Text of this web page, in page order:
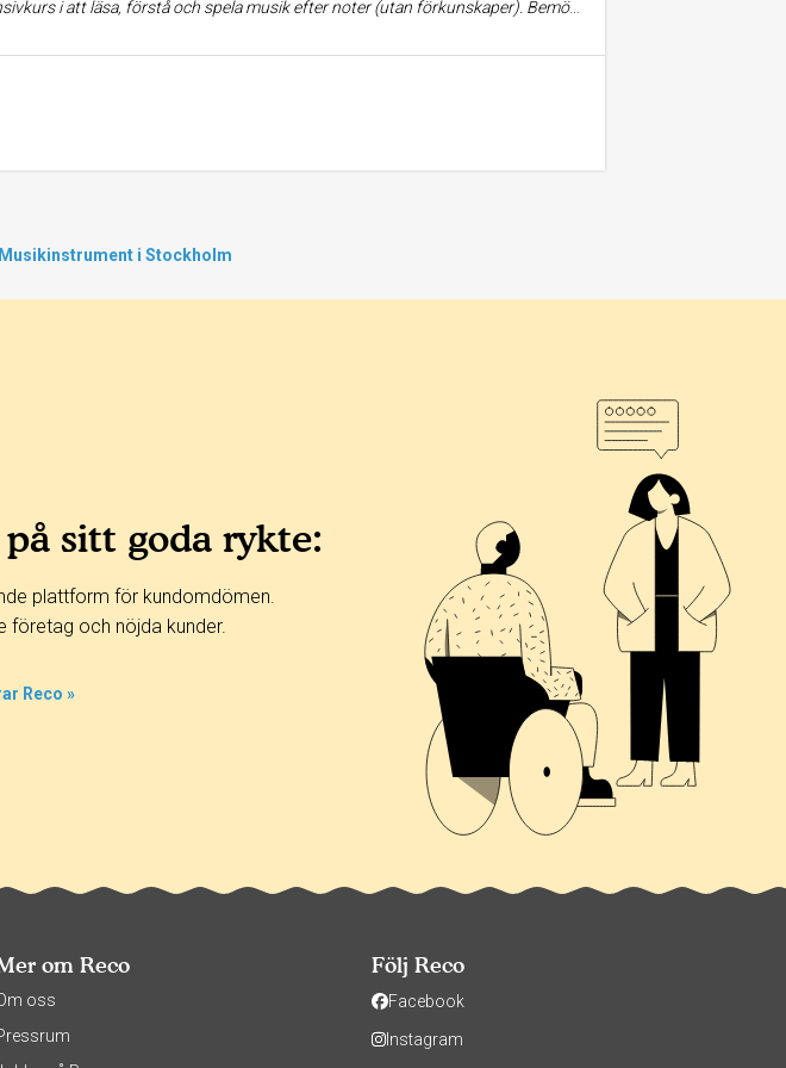
att jag skulle repa intensivt på plats, 30min/dag, och få en bra grundkänsla för var tonerna sitter så att jag fortsättningsvis skulle kunna spela enklare stycken efter noter. Skolan levde absolut upp till förväntningarna. -Det var effektivt, roligt, trevligt och utvecklande. Lämnade med ett leende hela veckan lång och känner mig redo att gå vidare med pianolektioner.
Musikinstrument i Stockholm
sitt goda rykte:
plattform för kundomdömen.
företag och nöjda kunder.
Reco »
om Reco
oss
Följ Reco
Facebook
Instagram